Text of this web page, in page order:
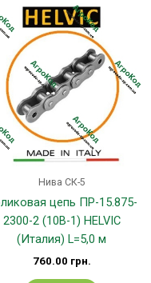
Нива СК-5
цепь ПР-15.875-
2300-2 (10B-1) HELVIC
(Италия) L=5,0 м
760.00 грн.